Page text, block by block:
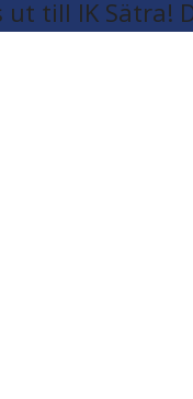
ut till IK Sätra!